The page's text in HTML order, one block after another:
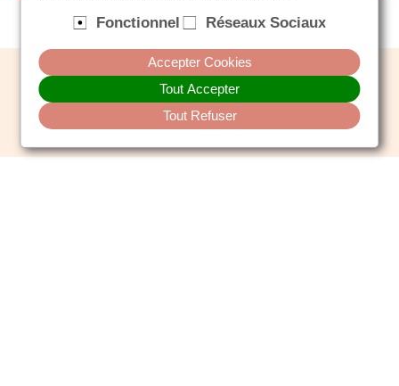
Conditions Générales de Vente / Plan du site / Mentions légales / Contact
Fonctionnel Réseaux Sociaux
Accepter Cookies
Tout Accepter
Tout Refuser